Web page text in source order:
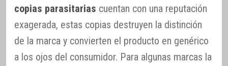
copias parasitarias cuentan con una reputación
exagerada, estas copias destruyen la distinción
de la marca y convierten el producto en genérico
a los ojos del consumidor. Para algunas marcas la